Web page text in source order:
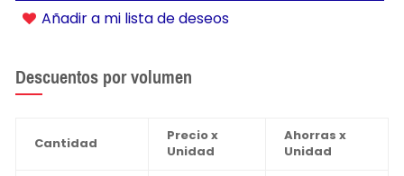
Añadir a mi lista de deseos
Descuentos por volumen
Cantidad
Precio x
Unidad
Ahorras x
Unidad